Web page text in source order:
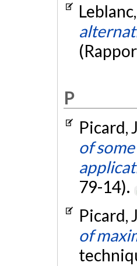
P
Picard,
of
79-14).
Picard,
of